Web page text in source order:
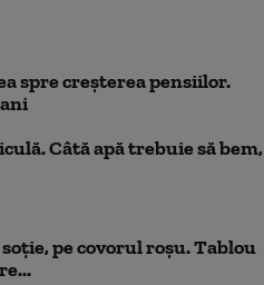
spre creșterea pensiilor.
Câtă apă trebuie să bem,
pe covorul roșu. Tablou